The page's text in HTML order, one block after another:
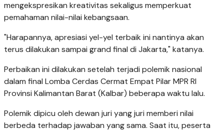
mengekspresikan kreativitas sekaligus memperkuat
pemahaman nilai-nilai kebangsaan.
"Harapannya, apresiasi yel-yel terbaik ini nantinya akan
terus dilakukan sampai grand final di Jakarta," katanya.
Perbaikan ini dilakukan setelah terjadi polemik nasional
dalam final Lomba Cerdas Cermat Empat Pilar MPR RI
Provinsi Kalimantan Barat (Kalbar) beberapa waktu lalu.
Polemik dipicu oleh dewan juri yang juri memberi nilai
berbeda terhadap jawaban yang sama. Saat itu, peserta